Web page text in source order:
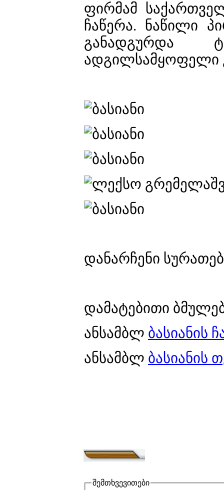
ფირმამ
ჩაწერა. ნაწილი
განადგურდა
ადგილსამყოფელი
დანარჩენი
დამატებითი
ანსამბლ ბასიანის
ანსამბლ ბასიანის
შემთხვევითები